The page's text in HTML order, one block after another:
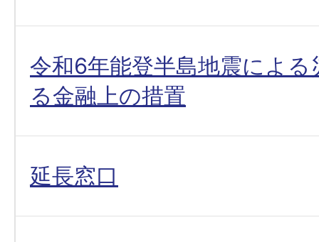
令和6年能登半島地震による
る金融上の措置
延長窓口